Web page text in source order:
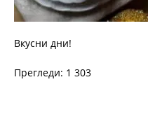
Вкусни дни!
Прегледи: 1 303